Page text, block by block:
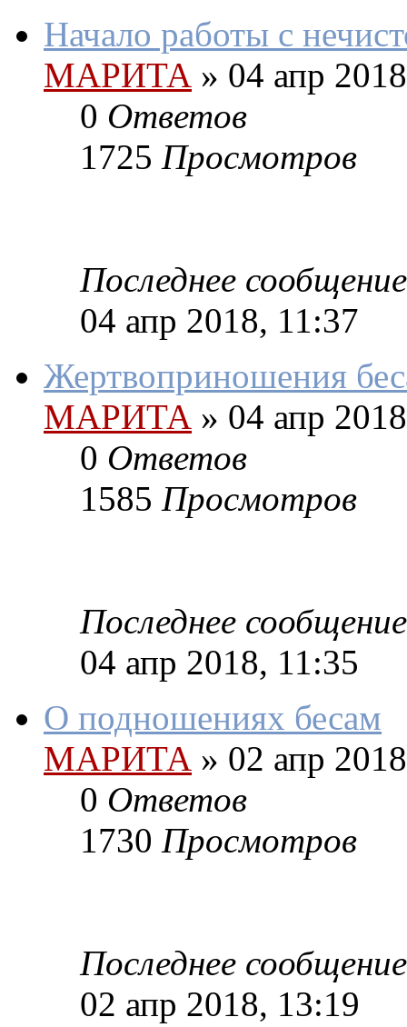
Начало работы с
МАРИТА » 04 апр
0 Ответов
1725 Просмотров
Последнее сообщение
04 апр 2018, 11:37
Жертвоприношения
МАРИТА » 04 апр
0 Ответов
1585 Просмотров
Последнее сообщение
04 апр 2018, 11:35
О подношениях бесам
МАРИТА » 02 апр
0 Ответов
1730 Просмотров
Последнее сообщение
02 апр 2018, 13:19